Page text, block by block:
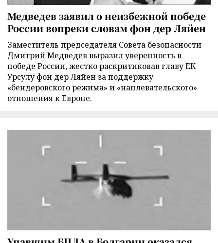
Медведев заявил о неизбежной победе
России вопреки словам фон дер Ляйен
Заместитель председателя Совета безопасности
Дмитрий Медведев выразил уверенность в
победе России, жестко раскритиковав главу ЕК
Урсулу фон дер Ляйен за поддержку
«бендеровского режима» и «наплевательского»
отношения к Европе.